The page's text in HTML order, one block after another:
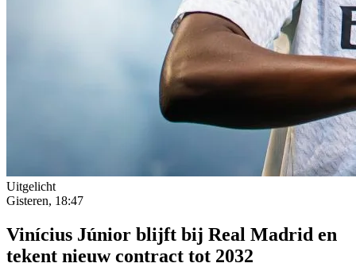
Uitgelicht
Gisteren, 18:47
Vinícius Júnior blijft bij Real Madrid en
tekent nieuw contract tot 2032